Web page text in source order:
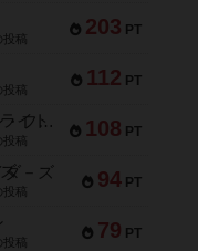
203 PT
投稿
112 PT
投稿
108 PT
ファースト・イン・フライト
投稿
94 PT
－ズ
投稿
79 PT
稿